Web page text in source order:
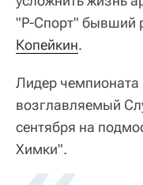
"Р-Спорт" бывший
Копейкин.
Лидер
возглавляемый
сентября на
Химки".